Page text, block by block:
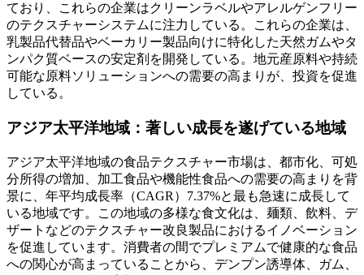
ており、これらの企業はクリーンラベルやアレルゲンフリー
のテクスチャーシステムに注力している。これらの企業は、
乳製品代替品やベーカリー製品向けに特化した天然ガムやタ
ンパク質ベースの安定剤を開発している。地元産原料や持続
可能な原料ソリューションへの需要の高まりが、投資を促進
している。
アジア太平洋地域：著しい成長を遂げている地域
アジア太平洋地域の食品テクスチャー市場は、都市化、可処
分所得の増加、加工食品や機能性食品への需要の高まりを背
景に、年平均成長率（CAGR）7.37%と最も急速に成長して
いる地域です。この地域の多様な食文化は、麺類、飲料、デ
ザートなどのテクスチャー改良製品におけるイノベーション
を促進しています。消費者の間でプレミアムで健康的な食品
への関心が高まっていることから、デンプン誘導体、ガム、